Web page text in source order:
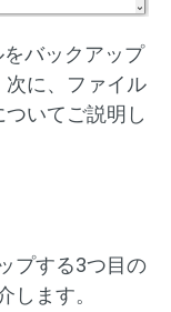
バックアップ
に、ファイル
いてご説明し
プする3つ目の
します。